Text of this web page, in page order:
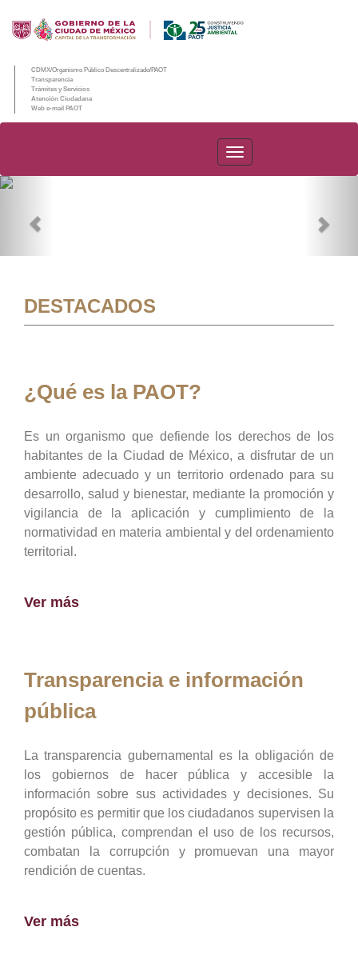
CDMX/Organismo Público Descentralizado/PAOT
Transparencia
Trámites y Servicios
Atención Ciudadana
Web e-mail PAOT
PAOT
DESTACADOS
¿Qué es la PAOT?
Es un organismo que defiende los derechos de los
habitantes de la Ciudad de México, a disfrutar de un
ambiente adecuado y un territorio ordenado para su
desarrollo, salud y bienestar, mediante la promoción y
vigilancia de la aplicación y cumplimiento de la
normatividad en materia ambiental y del ordenamiento
territorial.
Ver más
Transparencia e información
pública
La transparencia gubernamental es la obligación de
los gobiernos de hacer pública y accesible la
información sobre sus actividades y decisiones. Su
propósito es permitir que los ciudadanos supervisen la
gestión pública, comprendan el uso de los recursos,
combatan la corrupción y promuevan una mayor
rendición de cuentas.
Ver más